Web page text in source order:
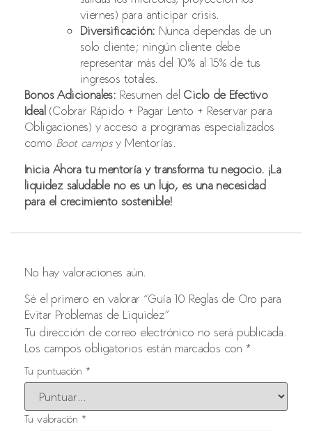
viernes) para anticipar crisis.
Diversificación: Nunca dependas de un
solo cliente; ningún cliente debe
representar más del 10% al 15% de tus
ingresos totales.
Bonos Adicionales: Resumen del Ciclo de Efectivo
Ideal(Cobrar Rápido + Pagar Lento + Reservar para
Obligaciones) y acceso a programas especializados
como Boot campsy Mentorías.
Inicia Ahora tu mentoría y transforma tu negocio. ¡La
liquidez saludable no es un lujo, es una necesidad
para el crecimiento sostenible!
No hay valoraciones aún.
Sé el primero en valorar “Guía 10 Reglas de Oro para
Evitar Problemas de Liquidez”
Tu dirección de correo electrónico no será publicada.
Los campos obligatorios están marcados con*
Tu puntuación *
Tu valoración *